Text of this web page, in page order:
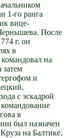
1-го ранга
вице-
После
г. он
в
на
и
с эскадрой
в
был назначен
на Балтике.